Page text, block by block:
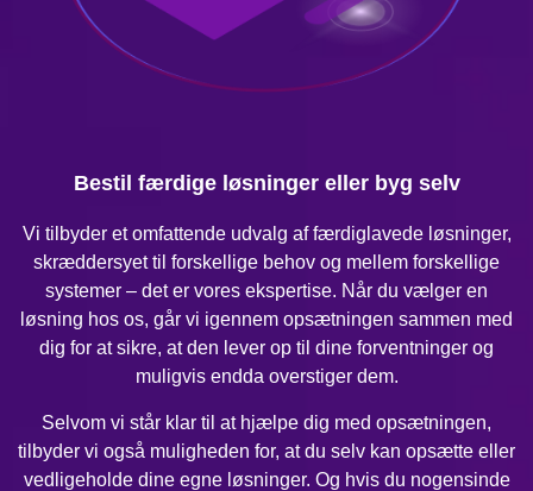
Bestil færdige løsninger eller byg selv
Vi tilbyder et omfattende udvalg af færdiglavede løsninger,
skræddersyet til forskellige behov og mellem forskellige
systemer – det er vores ekspertise. Når du vælger en
løsning hos os, går vi igennem opsætningen sammen med
dig for at sikre, at den lever op til dine forventninger og
muligvis endda overstiger dem.
Selvom vi står klar til at hjælpe dig med opsætningen,
tilbyder vi også muligheden for, at du selv kan opsætte eller
vedligeholde dine egne løsninger. Og hvis du nogensinde